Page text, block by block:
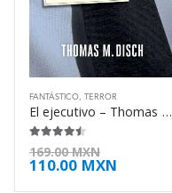
FANTÁSTICO, TERROR
El ejecutivo – Thomas M. Disch
4.38 de 5
169.00MXN
110.00 MXN